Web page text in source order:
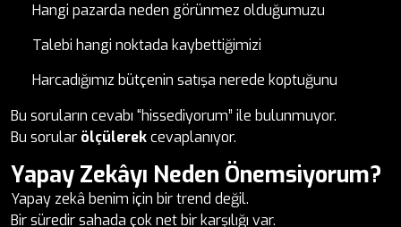
Hangi pazarda neden görünmez olduğumuzu
Talebi hangi noktada kaybettiğimizi
Harcadığımız bütçenin satışa nerede koptuğunu
Bu soruların cevabı “hissediyorum” ile bulunmuyor.
Bu sorular ölçülerekcevaplanıyor.
Yapay Zekâyı Neden Önemsiyorum?
Yapay zekâ benim için bir trend değil.
Bir süredir sahada çok net bir karşılığı var.